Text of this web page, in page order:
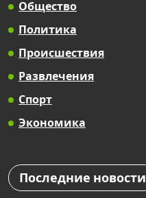
Общество
Политика
Происшествия
Развлечения
Спорт
Экономика
Последние новости